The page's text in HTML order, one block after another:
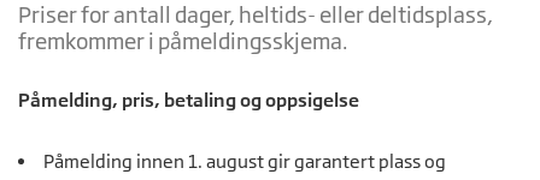
Priser for antall dager, heltids- eller deltidsplass,
fremkommer i påmeldingsskjema.
Påmelding, pris, betaling og oppsigelse
Påmelding innen 1. august gir garantert plass og